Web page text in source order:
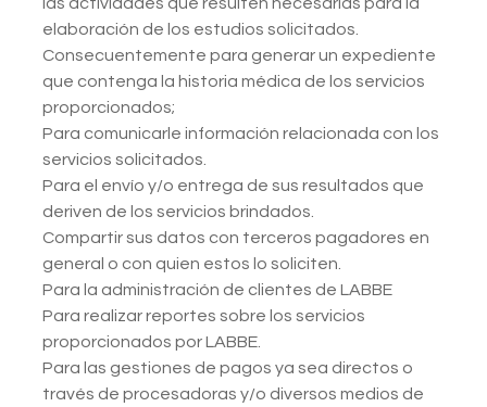
elaboración de los estudios solicitados.
Consecuentemente para generar un expediente
que contenga la historia médica de los servicios
proporcionados;
Para comunicarle información relacionada con los
servicios solicitados.
Para el envío y/o entrega de sus resultados que
deriven de los servicios brindados.
Compartir sus datos con terceros pagadores en
general o con quien estos lo soliciten.
Para la administración de clientes de LABBE
Para realizar reportes sobre los servicios
proporcionados por LABBE.
Para las gestiones de pagos ya sea directos o
través de procesadoras y/o diversos medios de